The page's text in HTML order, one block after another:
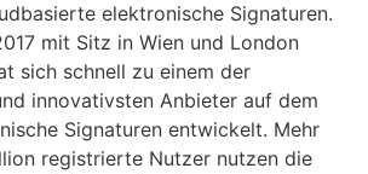
elektronische Signaturen.
mit Sitz in Wien und London
sich schnell zu einem der
innovativsten Anbieter auf dem
Signaturen entwickelt. Mehr
registrierte Nutzer nutzen die